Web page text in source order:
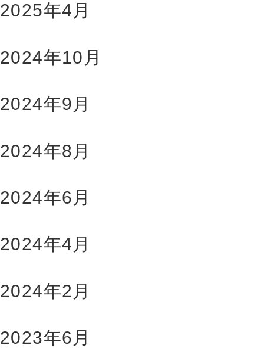
2025年4月
2024年10月
2024年9月
2024年8月
2024年6月
2024年4月
2024年2月
2023年6月